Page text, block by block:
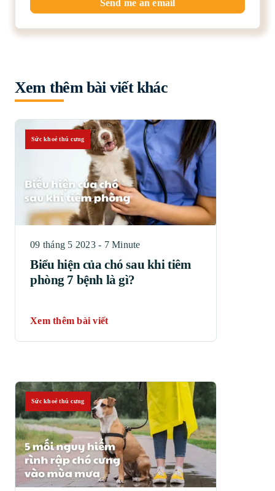
Send me an email
Xem thêm bài viết khác
Sức khoẻ thú cưng
09 tháng 5 2023 - 7 Minute
Biểu hiện của chó sau khi tiêm
phòng 7 bệnh là gì?
Xem thêm bài viết
Sức khoẻ thú cưng